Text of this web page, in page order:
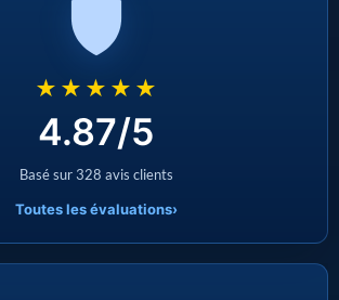
★★★★★
4.87/5
Basé sur 328 avis clients
Toutes les évaluations›